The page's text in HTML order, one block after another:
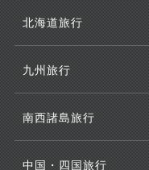
北海道旅行
九州旅行
南西諸島旅行
中国・四国旅行